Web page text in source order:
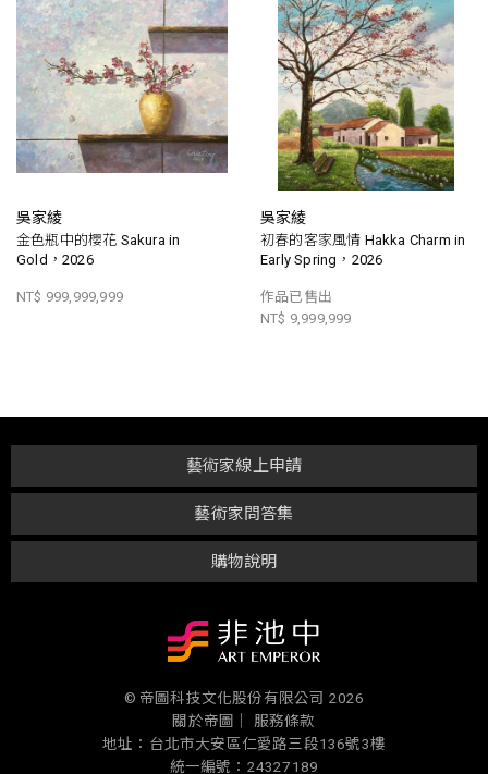
吳家綾
金色瓶中的櫻花 Sakura in
Gold，2026
NT$ 999,999,999
吳家綾
初春的客家風情 Hakka Charm in
Early Spring，2026
作品已售出
NT$ 9,999,999
購物說明
藝術家問答集
藝術家線上申請
© 帝圖科技文化股份有限公司 2026
關於帝圖｜
服務條款
地址：台北市大安區仁愛路三段136號3樓
統一編號：24327189